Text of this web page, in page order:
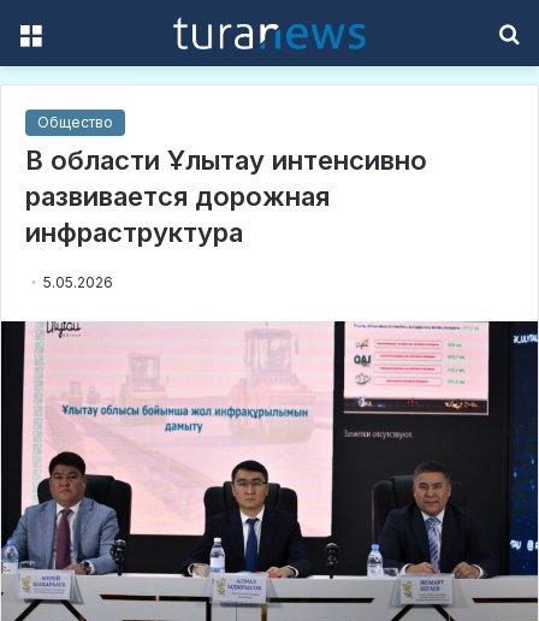
Общество
В области Ұлытау интенсивно
развивается дорожная
инфраструктура
5.05.2026